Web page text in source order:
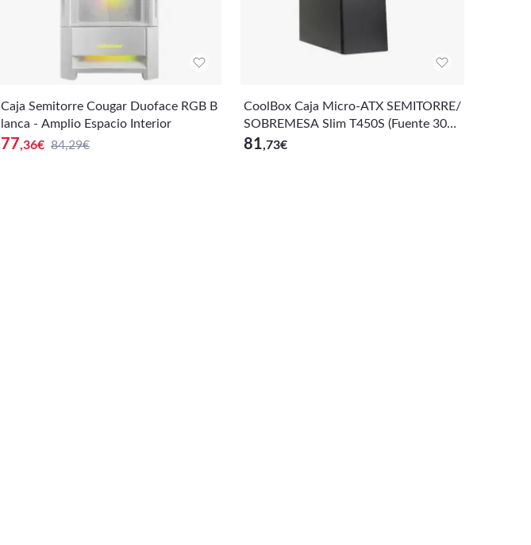
Caja Semitorre Cougar Duoface RGB B
lanca - Amplio Espacio Interior
77,36€ 84,29€
CoolBox Caja Micro-ATX SEMITORRE/
SOBREMESA Slim T450S (Fuente 300)
USB3.0
81,73€